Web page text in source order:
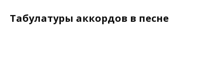
Табулатуры аккордов в песне